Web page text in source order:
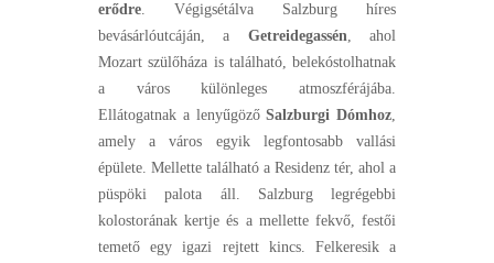
erődre. Végigsétálva Salzburg híres
bevásárlóutcáján, a Getreidegassén, ahol
Mozart szülőháza is található, belekóstolhatnak
a város különleges atmoszférájába.
Ellátogatnak a lenyűgözőSalzburgi Dómhoz,
amely a város egyik legfontosabb vallási
épülete. Mellette található a Residenz tér, ahol a
püspöki palota áll. Salzburg legrégebbi
kolostorának kertje és a mellette fekvő, festői
temető egy igazi rejtett kincs. Felkeresik a